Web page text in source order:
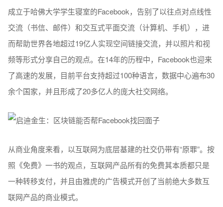
成立于哈佛大学学生寝室的Facebook，告别了以往点对点线性
交流（书信、邮件）和交互式平面交流（计算机、手机），进
而帮助世界各地超过19亿人实现空间链接交流，并以照片和视
频等形式分享自己的观点。在14年的历程中，Facebook也迎来
了高速的发展，目前平台支持超过100种语言，数据中心遍布30
余个国家，并且形成了20多亿人的庞大社交网络。
从商业角度来看，以互联网为底层基建的社交仍带有“原罪”。按
照《免费》一书的观点，互联网产品所有的免费其本质都只是
一种转移支付，并且由雅虎的广告模式开创了当前绝大多数互
联网产品的商业模式。